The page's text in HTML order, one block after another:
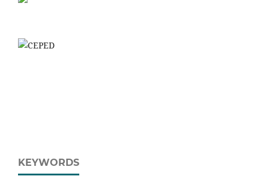
KEYWORDS